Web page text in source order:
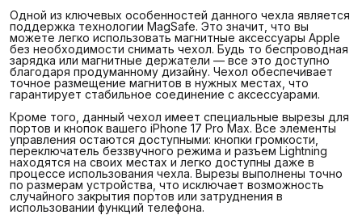
Одной из ключевых особенностей данного чехла является
поддержка технологии MagSafe. Это значит, что вы
можете легко использовать магнитные аксессуары Apple
без необходимости снимать чехол. Будь то беспроводная
зарядка или магнитные держатели — все это доступно
благодаря продуманному дизайну. Чехол обеспечивает
точное размещение магнитов в нужных местах, что
гарантирует стабильное соединение с аксессуарами.
Кроме того, данный чехол имеет специальные вырезы для
портов и кнопок вашего iPhone 17 Pro Max. Все элементы
управления остаются доступными: кнопки громкости,
переключатель беззвучного режима и разъем Lightning
находятся на своих местах и легко доступны даже в
процессе использования чехла. Вырезы выполнены точно
по размерам устройства, что исключает возможность
случайного закрытия портов или затруднения в
использовании функций телефона.